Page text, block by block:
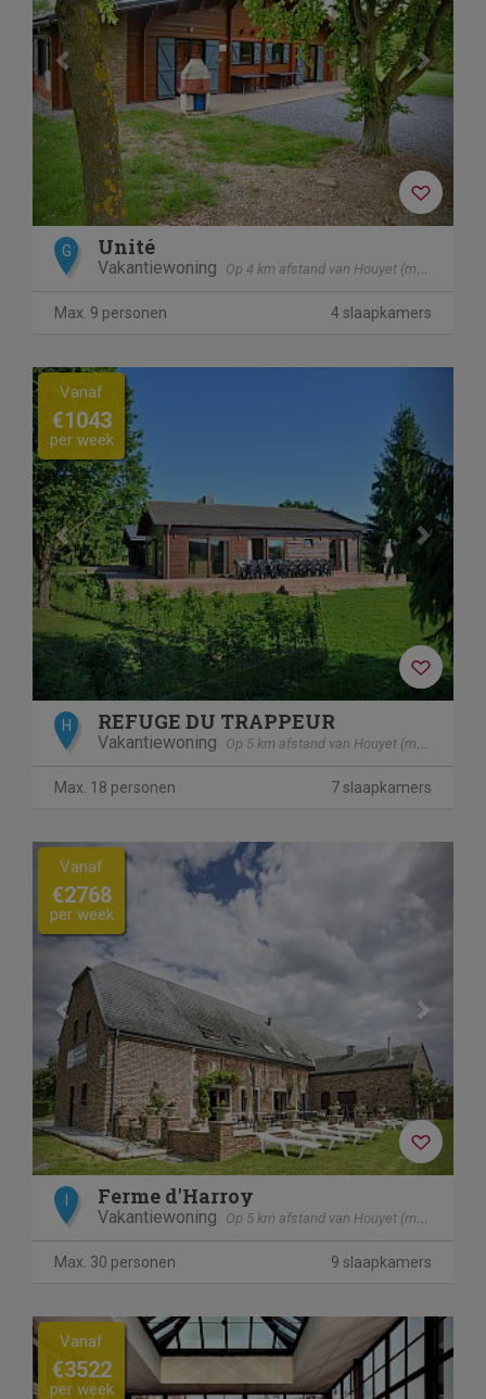
G Unité
Vakantiewoning Op 4 km afstand van Houyet (mesnil - Eglise)
Max. 9 personen 4 slaapkamers
Previous
Vanaf
€1043
per week
H REFUGE DU TRAPPEUR
Vakantiewoning Op 5 km afstand van Houyet (mesnil - Eglise)
Max. 18 personen 7 slaapkamers
Previous
Vanaf
€2768
per week
Ferme d'Harroy
Vakantiewoning Op 5 km afstand van Houyet (mesnil - Eglise)
Max. 30 personen 9 slaapkamers
Previous Next
Vanaf
€3522
per week